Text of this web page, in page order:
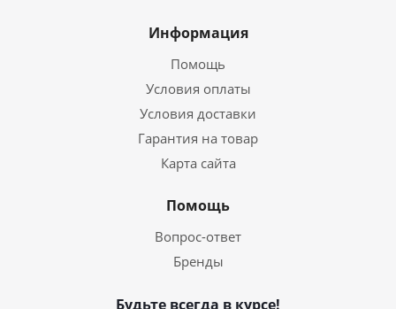
Информация
Помощь
Условия оплаты
Условия доставки
Гарантия на товар
Карта сайта
Помощь
Вопрос-ответ
Бренды
Будьте всегда в курсе!